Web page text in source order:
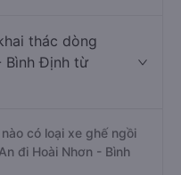
thác dòng
Bình Định từ
có loại xe ghế ngồi
đi Hoài Nhơn - Bình